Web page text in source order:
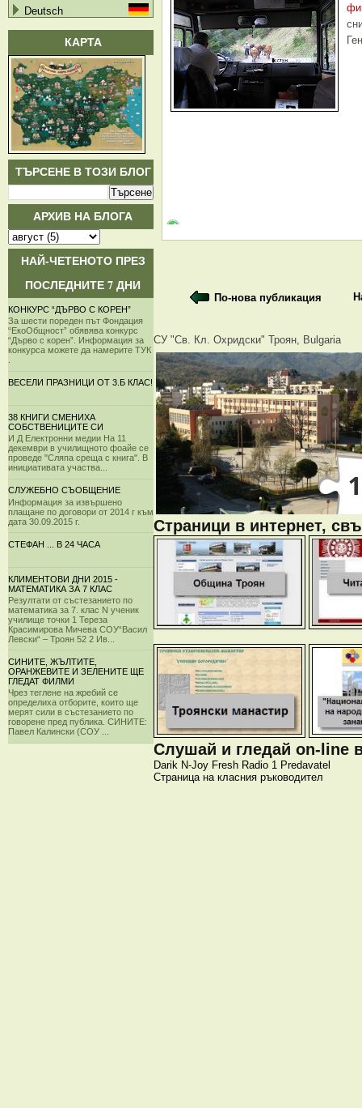
Deutsch
КАРТА
ТЪРСЕНЕ В ТОЗИ БЛОГ
АРХИВ НА БЛОГА
НАЙ-ЧЕТЕНОТО ПРЕЗ
ПОСЛЕДНИТЕ 7 ДНИ
КОНКУРС “ДЪРВО С КОРЕН”
За шести пореден път Фондация
“ЕкоОбщност” обявява конкурс
“Дърво с корен”. Информация за
конкурса можете да намерите ТУК
ВЕСЕЛИ ПРАЗНИЦИ ОТ 3.Б КЛАС!
38 КНИГИ СМЕНИХА
СОБСТВЕНИЦИТЕ СИ
И Д Електронни медии На 11
декември в училищното фоайе се
проведе "Сляпа среща с книга". В
инициативата участва...
СЛУЖЕБНО СЪОБЩЕНИЕ
Информация за извършено
плащане по договори от 2014 г към
дата 30.09.2015 г.
СТЕФАН ... В 24 ЧАСА
КЛИМЕНТОВИ ДНИ 2015 -
МАТЕМАТИКА ЗА 7 КЛАС
Резултати от състезанието по
математика за 7. клас N ученик
училище точки 1 Тереза
Красимирова Мичева СОУ“Васил
Левски“ – Троян 52 2 Ив...
СИНИТЕ, ЖЪЛТИТЕ,
ОРАНЖЕВИТЕ И ЗЕЛЕНИТЕ ЩЕ
ГЛЕДАТ ФИЛМИ
Чрез теглене на жребий се
определиха отборите, които ще
мерят сили в състезанието по
говорене пред публика. СИНИТЕ:
Павел Калински (СОУ ...
По-нова публикация
СУ "Св. Кл. Охридски" Троян, Bulgaria
Страници в интернет,
Слушай и гледай on-line
Darik N-Joy Fresh Radio 1 Predavatel
Страница на класния ръководител